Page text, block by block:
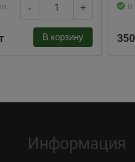
- +
В корзину
В
Информация